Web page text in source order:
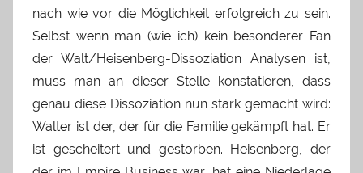
nach wie vor die Möglichkeit erfolgreich zu sein.
Selbst wenn man (wie ich) kein besonderer Fan
der Walt/Heisenberg-Dissoziation Analysen ist,
muss man an dieser Stelle konstatieren, dass
genau diese Dissoziation nun stark gemacht wird:
Walter ist der, der für die Familie gekämpft hat. Er
ist gescheitert und gestorben. Heisenberg, der